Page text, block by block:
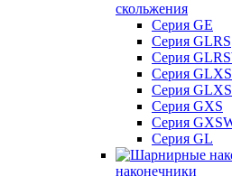
скольжения
Серия GE
Серия GLRS
Серия
Серия GLXS
Серия
Серия GXS
Серия
Серия GL
наконечники